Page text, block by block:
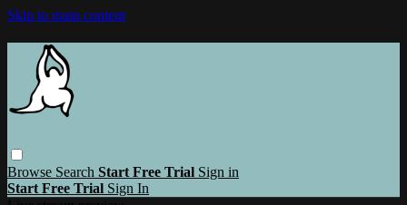
Skip to main content
Browse Search Start Free Trial Sign in
Start Free Trial Sign In